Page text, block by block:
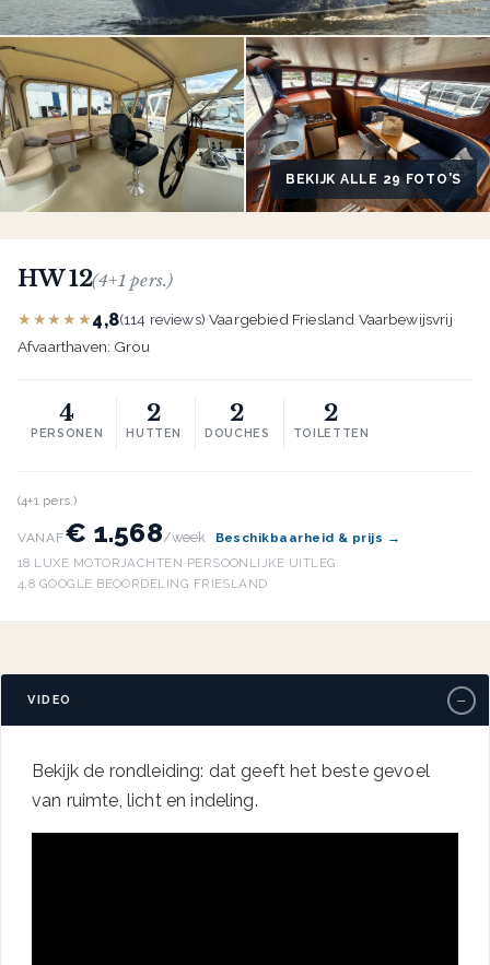
BEKIJK ALLE 29 FOTO'S
HW 12(4+1 pers.)
★★★★★4,8(114 reviews)·Vaargebied Friesland·Vaarbewijsvrij·
Afvaarthaven: Grou
4
PERSONEN
2
HUTTEN
2
DOUCHES
2
TOILETTEN
(4+1 pers.)
VANAF€ 1.568/week
Beschikbaarheid & prijs →
18 LUXE MOTORJACHTEN· PERSOONLIJKE UITLEG·
4,8 GOOGLE BEOORDELING· FRIESLAND
VIDEO −
Bekijk de rondleiding: dat geeft het beste gevoel
van ruimte, licht en indeling.